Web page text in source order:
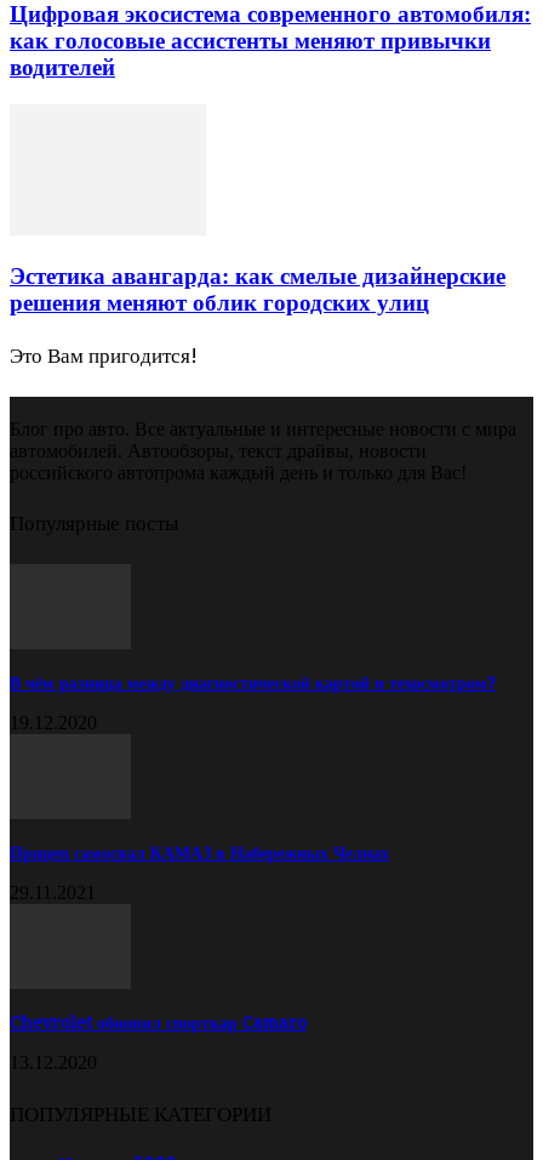
Цифровая экосистема современного автомобиля:
как голосовые ассистенты меняют привычки
водителей
Эстетика авангарда: как смелые дизайнерские
решения меняют облик городских улиц
Это Вам пригодится!
Блог про авто. Все актуальные и интересные новости с мира
автомобилей. Автообзоры, текст драйвы, новости
российского автопрома каждый день и только для Вас!
Популярные посты
В чём разница между диагностической картой и техосмотром?
19.12.2020
Прицеп самосвал КАМАЗ в Набережных Челнах
29.11.2021
Chevrolet обновил спорткар Camaro
13.12.2020
ПОПУЛЯРНЫЕ КАТЕГОРИИ